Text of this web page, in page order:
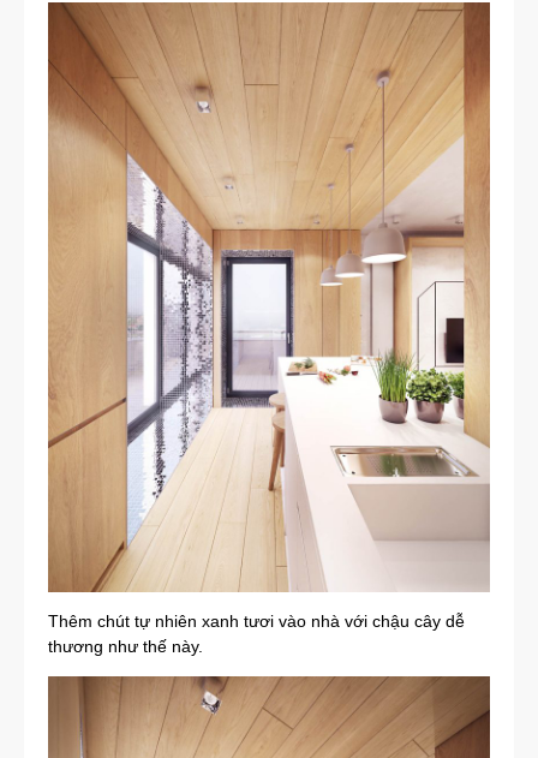
Thêm chút tự nhiên xanh tươi vào nhà với chậu cây dễ
thương như thế này.